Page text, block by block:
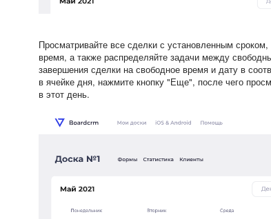
Просматривайте все сделки с установленным
время, а также распределяйте задачи между
завершения сделки на свободное время и дату в
в ячейке дня, нажмите кнопку "Еще", после чего
в этот день.